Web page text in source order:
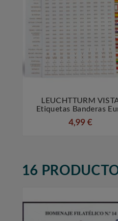
 
LEUCHTTURM
Etiquetas Banderas
4,99 €
16